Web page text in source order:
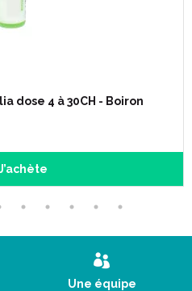
dose 4 à 30CH - Boiron
Une équipe